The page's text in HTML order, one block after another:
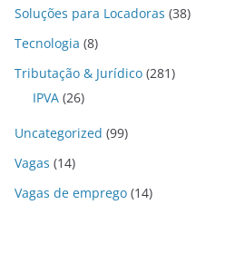
Soluções para Locadoras (38)
Tecnologia (8)
Tributação & Jurídico (281)
IPVA (26)
Uncategorized (99)
Vagas (14)
Vagas de emprego (14)